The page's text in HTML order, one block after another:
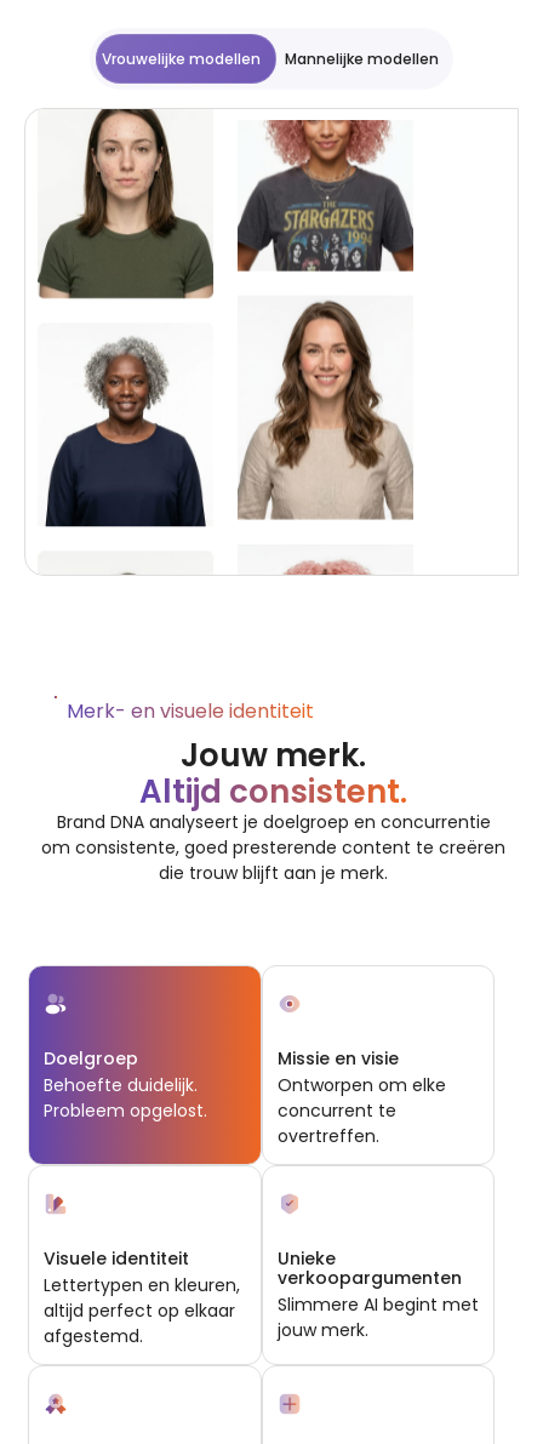
Vrouwelijke modellen Mannelijke modellen
Merk- en visuele identiteit
Jouw merk.
Altijd consistent.
Brand DNA analyseert je doelgroep en concurrentie
om consistente, goed presterende content te creëren
die trouw blijft aan je merk.
Doelgroep
Behoefte duidelijk.
Probleem opgelost.
Missie en visie
Ontworpen om elke
concurrent te
overtreffen.
Visuele identiteit
Lettertypen en kleuren,
altijd perfect op elkaar
afgestemd.
Unieke
verkoopargumenten
Slimmere AI begint met
jouw merk.